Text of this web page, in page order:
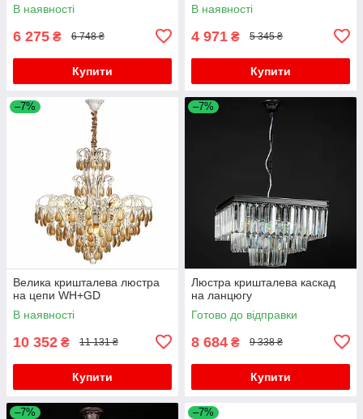
В наявності
6 275 ₴ 6 748 ₴
Купити
В наявності
4 971 ₴ 5 345 ₴
Купити
–7%
Велика кришталева люстра
на цепи WH+GD
В наявності
10 352 ₴ 11 131 ₴
Купити
–7%
Люстра кришталева каскад
на ланцюгу
Готово до відправки
8 684 ₴ 9 338 ₴
Купити
–7% –7%